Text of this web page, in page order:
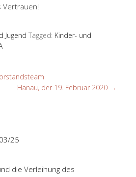
Vertrauen!
Jugend Tagged: Kinder- und
Hanau, der 19. Februar 2020 →
25
die Verleihung des